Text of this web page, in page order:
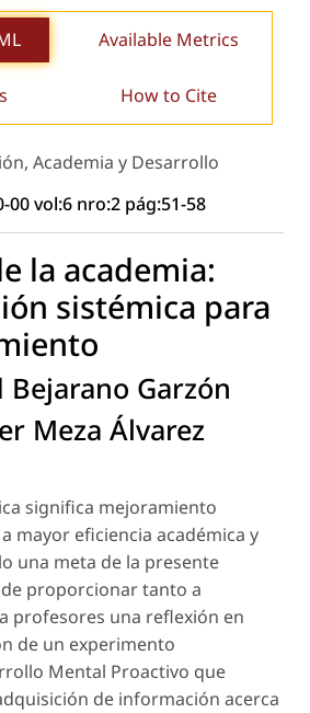
Available Metrics
How to Cite
Academia y Desarrollo
00 vol:6 nro:2 pág:51-58
la academia:
sistémica para
Garzón
Meza Álvarez
significa mejoramiento
mayor eficiencia académica y
una meta de la presente
proporcionar tanto a
profesores una reflexión en
de un experimento
Mental Proactivo que
de información acerca